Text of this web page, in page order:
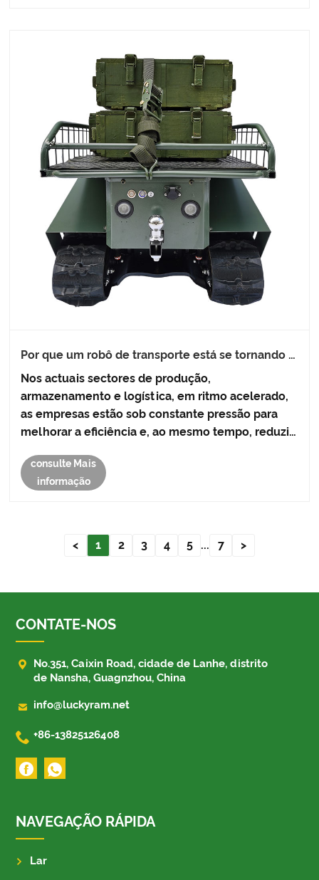
Por que um robô de transporte está se tornando a
materiais
Nos actuais sectores de produção,
armazenamento e logística, em ritmo acelerado,
as empresas estão sob constante pressão para
melhorar a eficiência e, ao mesmo tempo, reduzir
Robô de Transporte emergiu como uma das
soluções mais eficazes para movimenta......
consulte Mais
informação
< 1 2 3 4 5 ... 7 >
CONTATE-NOS

No.351, Caixin Road, cidade de Lanhe, distrito
de Nansha, Guagnzhou, China
 info@luckyram.net
 +86-13825126408
NAVEGAÇÃO RÁPIDA
Lar